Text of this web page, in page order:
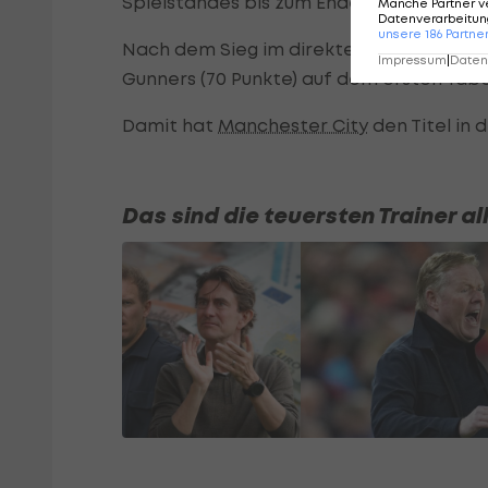
Nach dem Sieg im direkten Duell mit
Gunners (70 Punkte) auf dem ersten
Damit hat Manchester City den Titel in
Das sind die teuersten Trainer
Manche Partner
unsere 186 Partner
Impressum